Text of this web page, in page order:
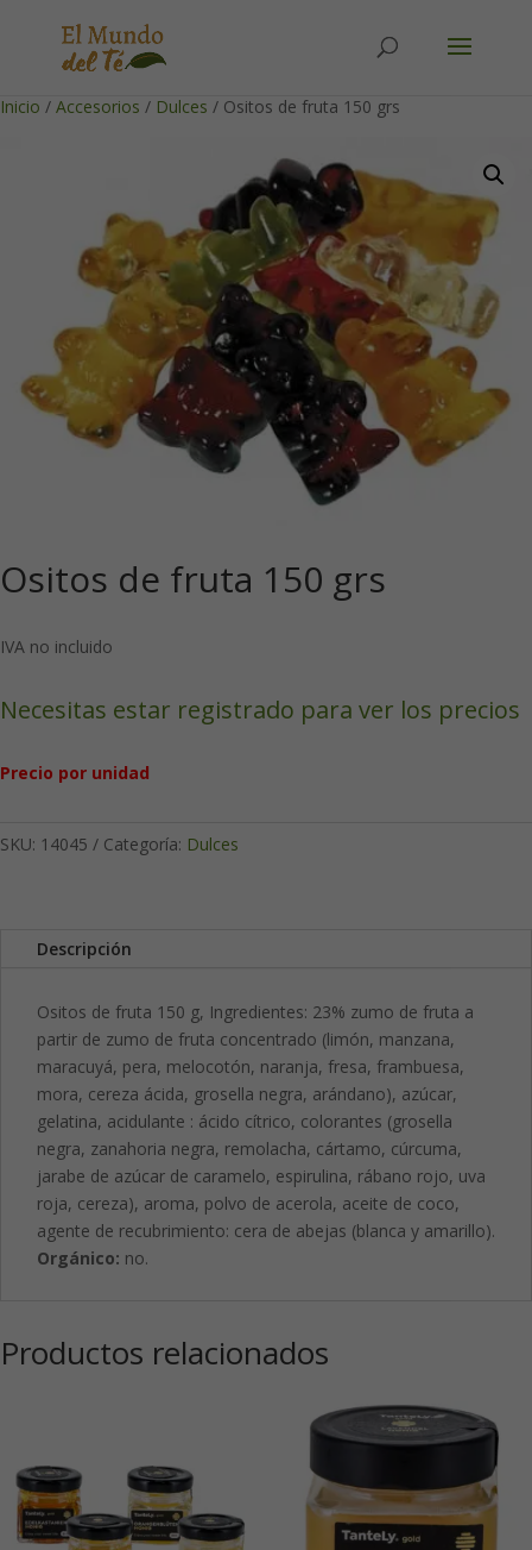
Inicio / Accesorios / Dulces / Ositos de fruta 150 grs
Ositos de fruta 150 grs
IVA no incluido
Necesitas estar registrado para ver los precios
Precio por unidad
SKU: 14045 Categoría: Dulces
Descripción
Ositos de fruta 150 g, Ingredientes: 23% zumo de fruta a
partir de zumo de fruta concentrado (limón, manzana,
maracuyá, pera, melocotón, naranja, fresa, frambuesa,
mora, cereza ácida, grosella negra, arándano), azúcar,
gelatina, acidulante : ácido cítrico, colorantes (grosella
negra, zanahoria negra, remolacha, cártamo, cúrcuma,
jarabe de azúcar de caramelo, espirulina, rábano rojo, uva
roja, cereza), aroma, polvo de acerola, aceite de coco,
agente de recubrimiento: cera de abejas (blanca y amarillo).
Orgánico: no.
Productos relacionados